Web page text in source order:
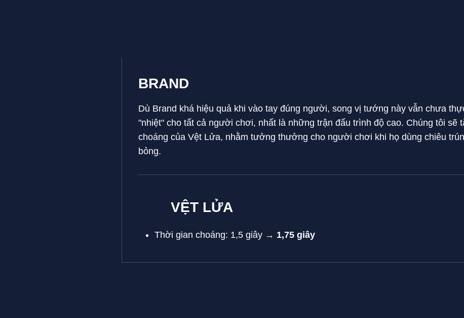
BRAND
Dù Brand khá hiệu quả khi vào tay đúng người, song vị tướng này vẫn chưa
"nhiệt" cho tất cả người chơi, nhất là những trận đấu trình độ cao. Chúng tôi sẽ
choáng của Vệt Lửa, nhằm tưởng thưởng cho người chơi khi họ dùng chiêu
bỏng.
VỆT LỬA
Thời gian choáng: 1,5 giây → 1,75 giây